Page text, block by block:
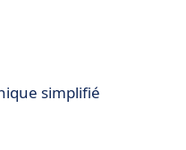
simplifié